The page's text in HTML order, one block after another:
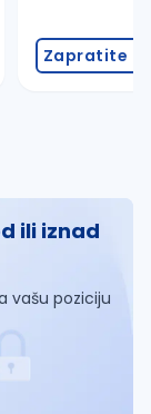
Zapratite
ili iznad
vašu poziciju